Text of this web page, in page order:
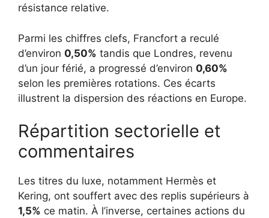
résistance relative.
Parmi les chiffres clefs, Francfort a reculé
d’environ 0,50% tandis que Londres, revenu
d’un jour férié, a progressé d’environ 0,60%
selon les premières rotations. Ces écarts
illustrent la dispersion des réactions en Europe.
Répartition sectorielle et
commentaires
Les titres du luxe, notamment Hermès et
Kering, ont souffert avec des replis supérieurs à
1,5% ce matin. À l’inverse, certaines actions du